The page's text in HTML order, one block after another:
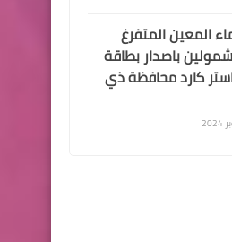
في مشروع
المعين المتفرغ
باصدار بطاقة
كارد محافظة ذي